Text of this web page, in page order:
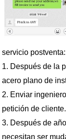
servicio postventa:
1. Después de la
acero plano de
2. Enviar
petición de cliente.
3. Después de
necesitan ser